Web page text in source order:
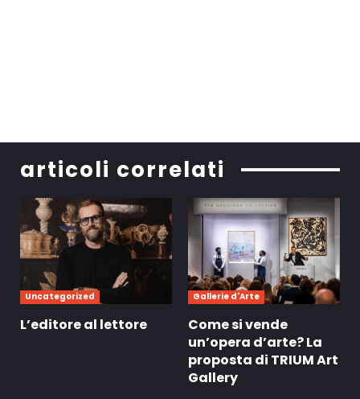
articoli correlati
Uncategorized
L’editore al lettore
Gallerie d'Arte
Come si vende
un’opera d’arte? La
proposta di TRIUM Art
Gallery